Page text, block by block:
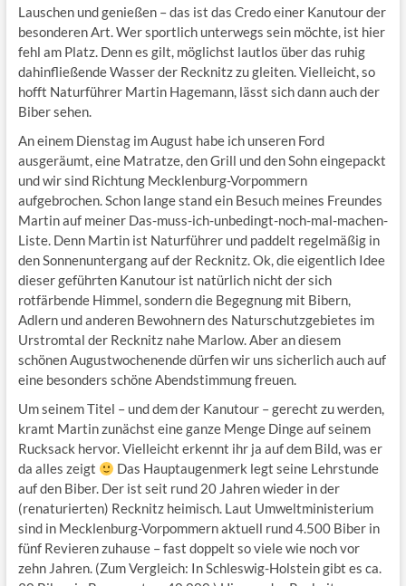
Lauschen und genießen – das ist das Credo einer Kanutour der
besonderen Art. Wer sportlich unterwegs sein möchte, ist hier
fehl am Platz. Denn es gilt, möglichst lautlos über das ruhig
dahinfließende Wasser der Recknitz zu gleiten. Vielleicht, so
hofft Naturführer Martin Hagemann, lässt sich dann auch der
Biber sehen.
An einem Dienstag im August habe ich unseren Ford
ausgeräumt, eine Matratze, den Grill und den Sohn eingepackt
und wir sind Richtung Mecklenburg-Vorpommern
aufgebrochen. Schon lange stand ein Besuch meines Freundes
Martin auf meiner Das-muss-ich-unbedingt-noch-mal-machen-
Liste. Denn Martin ist Naturführer und paddelt regelmäßig in
den Sonnenuntergang auf der Recknitz. Ok, die eigentlich Idee
dieser geführten Kanutour ist natürlich nicht der sich
rotfärbende Himmel, sondern die Begegnung mit Bibern,
Adlern und anderen Bewohnern des Naturschutzgebietes im
Urstromtal der Recknitz nahe Marlow. Aber an diesem
schönen Augustwochenende dürfen wir uns sicherlich auch auf
eine besonders schöne Abendstimmung freuen.
Um seinem Titel – und dem der Kanutour – gerecht zu werden,
kramt Martin zunächst eine ganze Menge Dinge auf seinem
Rucksack hervor. Vielleicht erkennt ihr ja auf dem Bild, was er
da alles zeigt
Das Hauptaugenmerk legt seine Lehrstunde
auf den Biber. Der ist seit rund 20 Jahren wieder in der
(renaturierten) Recknitz heimisch. Laut Umweltministerium
sind in Mecklenburg-Vorpommern aktuell rund 4.500 Biber in
fünf Revieren zuhause – fast doppelt so viele wie noch vor
zehn Jahren. (Zum Vergleich: In Schleswig-Holstein gibt es ca.